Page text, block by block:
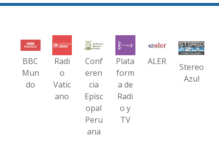
BBC
Mun
do
Radi
o
Vatic
ano
Conf
eren
cia
Episc
opal
Peru
ana
Plata
form
a de
Radi
o y
TV
ALER
Stereo
Azul